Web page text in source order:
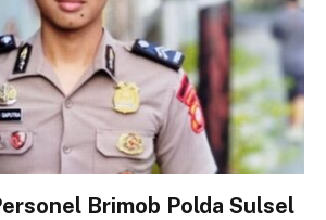
Brimob Polda Sulsel